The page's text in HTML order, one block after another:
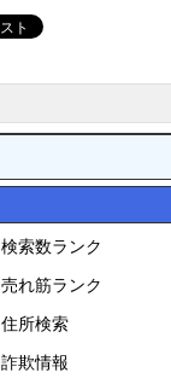
検索数ランク
売れ筋ランク
住所検索
詐欺情報